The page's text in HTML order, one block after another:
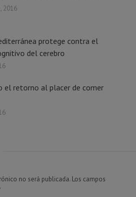
2016
protege contra el
del cerebro
el retorno al placer de comer
no será publicada. Los campos